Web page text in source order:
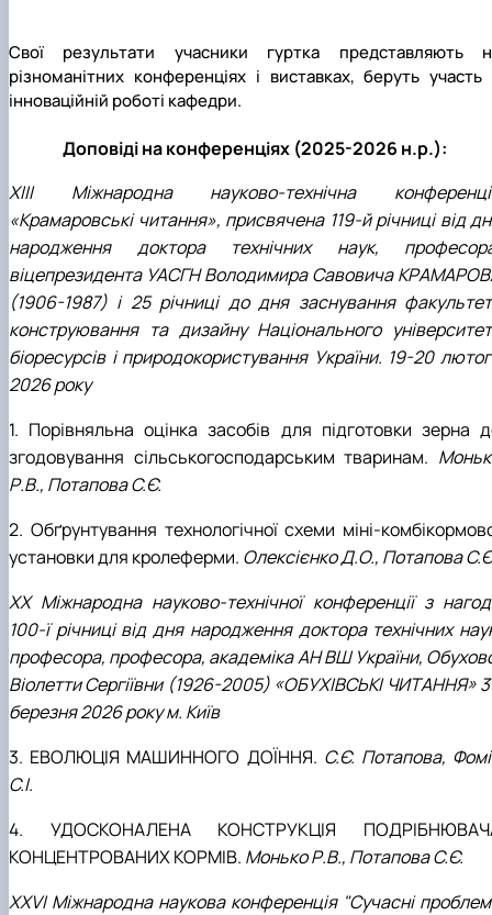
Свої результати учасники гуртка представляють
різноманітних конференціях і виставках, беруть участь
інноваційній роботі кафедри.
Доповіді на конференціях (2025-2026 н.р.):
XIII Міжнародна науково-технічна
«Крамаровські читання», присвячена 119-й річниці від
народження доктора технічних наук,
віцепрезидента УАСГН Володимира Савовича
(1906-1987) і 25 річниці до дня заснування
конструювання та дизайну Національного
біоресурсів і природокористування України. 19-20
2026 року
1. Порівняльна оцінка засобів для підготовки зерна
згодовування сільськогосподарським тваринам.
Р.В., Потапова С.Є.
2. Обґрунтування технологічної схеми міні-
установки для кролеферми. Олексієнко Д.О., Потапова
XХ Міжнародна науково-технічної конференції з
100-ї річниці від дня народження доктора технічних
професора, професора, академіка АН ВШ України,
Віолетти Сергіївни (1926-2005) «ОБУХІВСЬКІ ЧИТАННЯ»
березня 2026 року м. Київ
3. ЕВОЛЮЦІЯ МАШИННОГО ДОЇННЯ. С.Є. Потапова,
С.І.
4. УДОСКОНАЛЕНА КОНСТРУКЦІЯ
КОНЦЕНТРОВАНИХ КОРМІВ. Монько Р.В., Потапова С.Є.
XХVІ Міжнародна наукова конференція "Сучасні